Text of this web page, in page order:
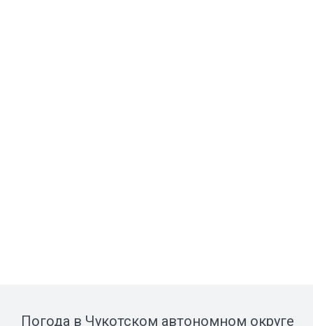
Погода в Чукотском автономном округе